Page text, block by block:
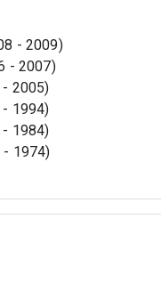
- 2009)
- 2007)
2005)
- 1994)
- 1984)
- 1974)